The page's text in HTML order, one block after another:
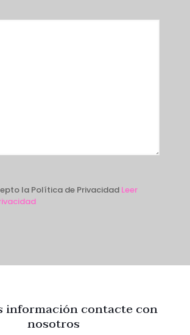
la Política de Privacidad Leer
información contacte con
nosotros